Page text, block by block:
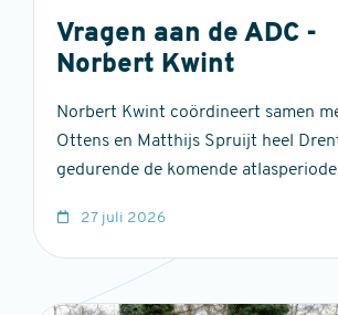
Vragen aan de ADC -
Norbert Kwint
Norbert Kwint coördineert samen
Ottens en Matthijs Spruijt heel
gedurende de komende
27 juli 2026